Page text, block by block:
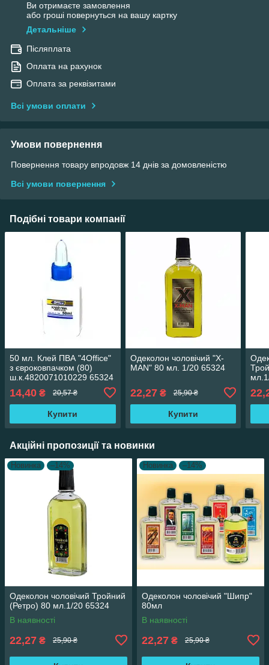
Ви отримаєте замовлення
або гроші повернуться на вашу картку
Детальніше
Післяплата
Оплата на рахунок
Оплата за реквізитами
Всі умови оплати
Умови повернення
Повернення товару впродовж 14 днів за домовленістю
Всі умови повернення
Подібні товари компанії
50 мл. Клей ПВА "4Office"
з євроковпачком (80)
ш.к.4820071010229 65324
14,40 ₴ 20,57 ₴
Купити
Одеколон чоловічий "Х-
MAN" 80 мл. 1/20 65324
22,27₴ 25,90 ₴
Купити
Акційні пропозиції та новинки
Новинка –14%
Одеколон чоловічий Тройний
(Ретро) 80 мл.1/20 65324
В наявності
22,27 ₴ 25,90 ₴
Новинка –14%
Одеколон чоловічий "Шипр"
80мл
В наявності
22,27 ₴ 25,90 ₴